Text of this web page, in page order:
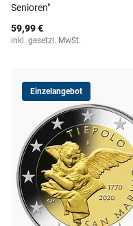
Senioren"
59,99 €
inkl. gesetzl. MwSt.
Einzelangebot